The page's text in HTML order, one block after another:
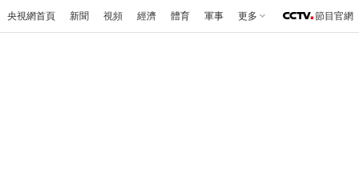
央視網首頁 新聞 視頻 經濟 體育 軍事 更多 節目官網